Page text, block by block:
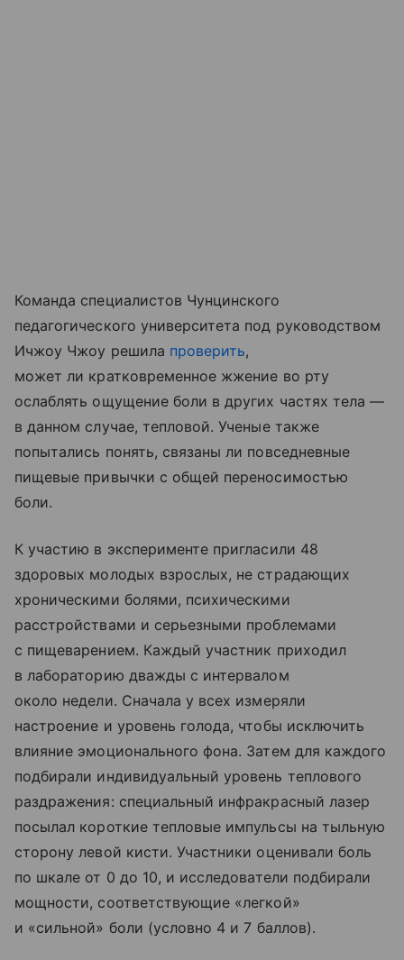
Команда специалистов Чунцинского
педагогического университета под руководством
Ичжоу Чжоу решила проверить,
может ли кратковременное жжение во рту
ослаблять ощущение боли в других частях тела —
в данном случае, тепловой. Ученые также
попытались понять, связаны ли повседневные
пищевые привычки с общей переносимостью
боли.
К участию в эксперименте пригласили 48
здоровых молодых взрослых, не страдающих
хроническими болями, психическими
расстройствами и серьезными проблемами
с пищеварением. Каждый участник приходил
в лабораторию дважды с интервалом
около недели. Сначала у всех измеряли
настроение и уровень голода, чтобы исключить
влияние эмоционального фона. Затем для каждого
подбирали индивидуальный уровень теплового
раздражения: специальный инфракрасный лазер
посылал короткие тепловые импульсы на тыльную
сторону левой кисти. Участники оценивали боль
по шкале от 0 до 10, и исследователи подбирали
мощности, соответствующие «легкой»
и «сильной» боли (условно 4 и 7 баллов).